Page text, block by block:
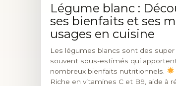
Légume blanc :
ses bienfaits et ses
usages en cuisine
Les légumes blancs sont des
souvent sous-estimés qui
nombreux bienfaits nutritionnels.
Riche en vitamines C et B9, aide à